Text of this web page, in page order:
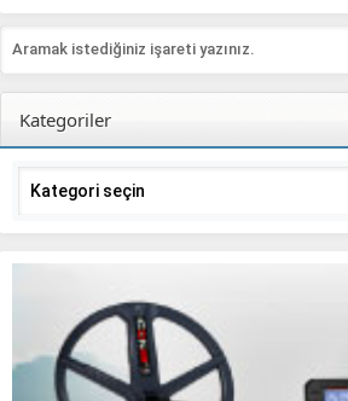
Kategoriler
Kategoriler